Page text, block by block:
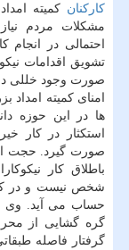
كاركنان كمیته
مشكلات مردم
احتمالی در انجام
تشویق اقدامات
صورت وجود خللی
امنای كمیته
ها در این حوزه
استكثار در كار
صورت گیرد. حجت
باطلاق كار
شخص نیست و در
حساب می آید. وی
گره گشایی از
گرفتار فاصله